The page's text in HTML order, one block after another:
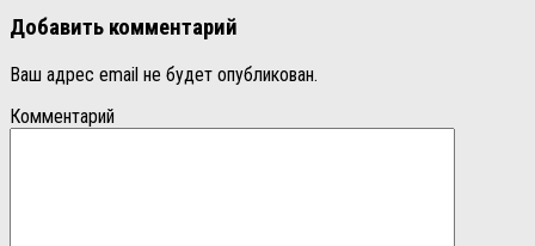
Добавить комментарий
Ваш адрес email не будет опубликован.
Комментарий